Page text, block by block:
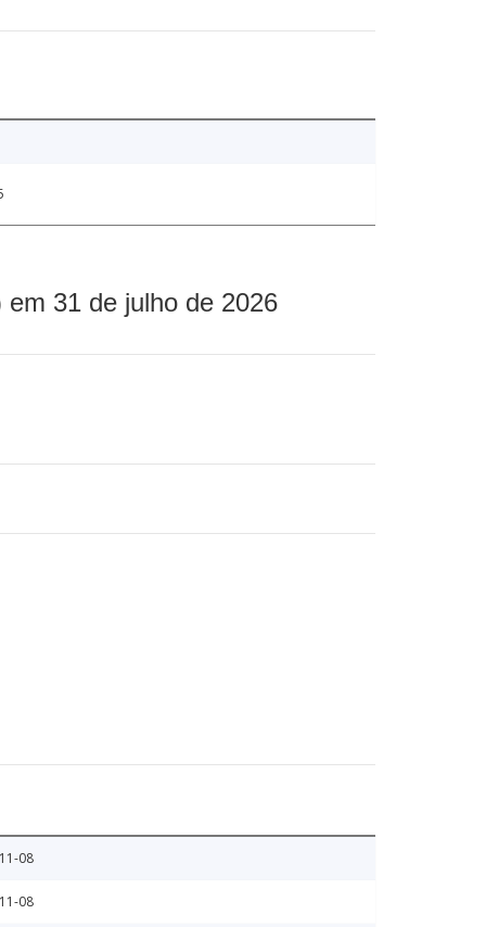
31 de julho de 2026
08
08